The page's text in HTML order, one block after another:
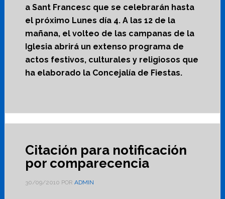
a Sant Francesc que se celebrarán hasta
el próximo Lunes día 4. A las 12 de la
mañana, el volteo de las campanas de la
Iglesia abrirá un extenso programa de
actos festivos, culturales y religiosos que
ha elaborado la Concejalía de Fiestas.
Citación para notificación
por comparecencia
30/09/2010 POR ADMIN